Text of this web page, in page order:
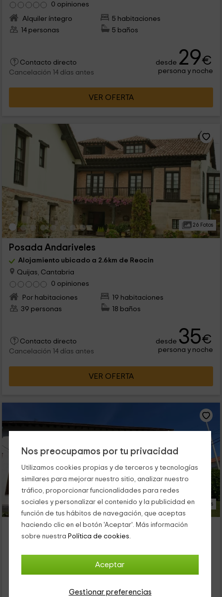
Nos preocupamos por tu privacidad
Utilizamos cookies propias y de terceros y tecnologías
similares para mejorar nuestro sitio, analizar nuestro
tráfico, proporcionar funcionalidades para redes
sociales y personalizar el contenido y la publicidad en
función de tus hábitos de navegación, que aceptas
haciendo clic en el botón 'Aceptar'. Más información
sobre nuestra Política de cookies.
Aceptar
Gestionar preferencias
0 opiniones
Alquiler íntegro
5 habitaciones
14 personas
5 baños
Contacto directo
Cancelación 14 días antes
desde 29€
persona y noche
VER OFERTA
26 Fotos
Posada Andariveles
Alojamiento ubicado a 2.6km de Reocin
Quijas, Cantabria
0 opiniones
Por habitaciones
19 habitaciones
39 personas
18 baños
Contacto directo
Cancelación 14 días antes
desde 35€
persona y noche
VER OFERTA
25 Fotos
Villa Sarin
Alojamiento ubicado a 2.7km de Reocin
Alquiler íntegro
3 habitaciones
1 baños